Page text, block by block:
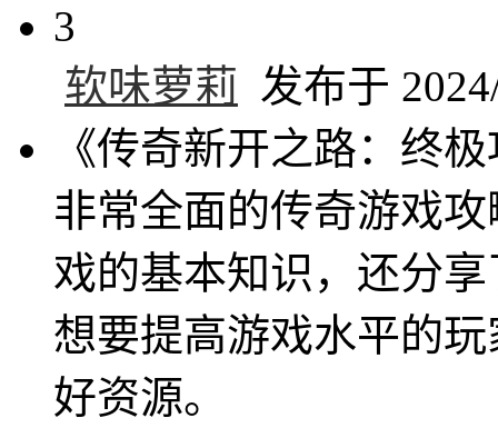
3
软味萝莉 发布于
《传奇新开之路：终
非常全面的传奇游戏
戏的基本知识，还分
想要提高游戏水平的
好资源。